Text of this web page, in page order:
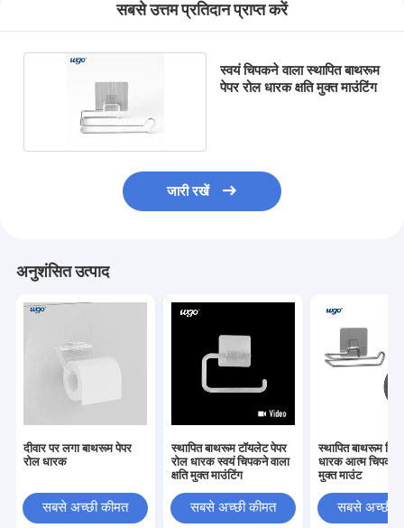
सबसे उत्तम प्रतिदान प्राप्त करें
स्वयं चिपकने वाला स्थापित बाथरूम
पेपर रोल धारक क्षति मुक्त माउंटिंग
जारी रखें
अनुशंसित उत्पाद
दीवार पर लगा बाथरूम पेपर
रोल धारक
सबसे अच्छी कीमत
स्थापित बाथरूम टॉयलेट पेपर
रोल धारक स्वयं चिपकने वाला
क्षति मुक्त माउंटिंग
सबसे अच्छी कीमत
स्थापित बाथरूम टिशू
धारक आत्म चिपकने
मुक्त माउंट
सबसे अच्छी